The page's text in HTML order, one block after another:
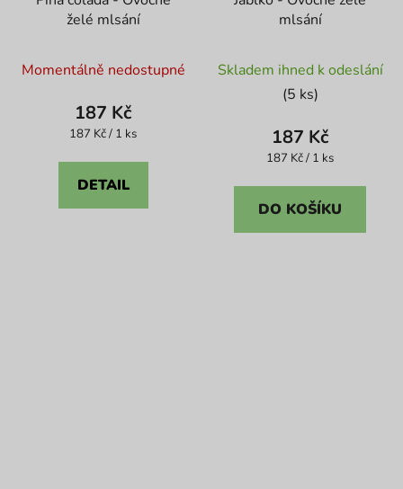
želé mlsání
Momentálně nedostupné
187 Kč
Měrná
187 Kč / 1 ks
DETAIL
mlsání
Skladem ihned k odeslání
(5 ks)
187 Kč
Měrná
187 Kč / 1 ks
DO KOŠÍKU